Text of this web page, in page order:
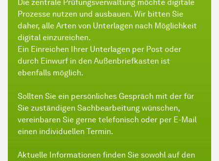
Die zentrale Prüfungsverwaltung möchte digitale
Prozesse nutzen und ausbauen. Wir bitten Sie
daher, alle Arten von Unterlagen nach Möglichkeit
digital einzureichen.
Ein Einreichen Ihrer Unterlagen per Post oder
durch Einwurf in den Außenbriefkasten ist
ebenfalls möglich.
Sollten Sie ein persönliches Gespräch mit der für
Sie zuständigen Sachbearbeitung wünschen,
vereinbaren Sie gerne telefonisch oder per E-Mail
einen individuellen Termin.
Aktuelle Informationen finden Sie sowohl auf den